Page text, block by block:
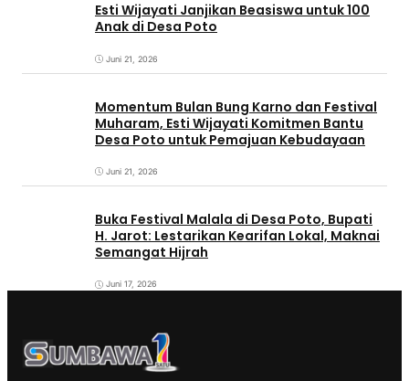
Esti Wijayati Janjikan Beasiswa untuk 100
Anak di Desa Poto
Juni 21, 2026
Momentum Bulan Bung Karno dan Festival
Muharam, Esti Wijayati Komitmen Bantu
Desa Poto untuk Pemajuan Kebudayaan
Juni 21, 2026
Buka Festival Malala di Desa Poto, Bupati
H. Jarot: Lestarikan Kearifan Lokal, Maknai
Semangat Hijrah
Juni 17, 2026